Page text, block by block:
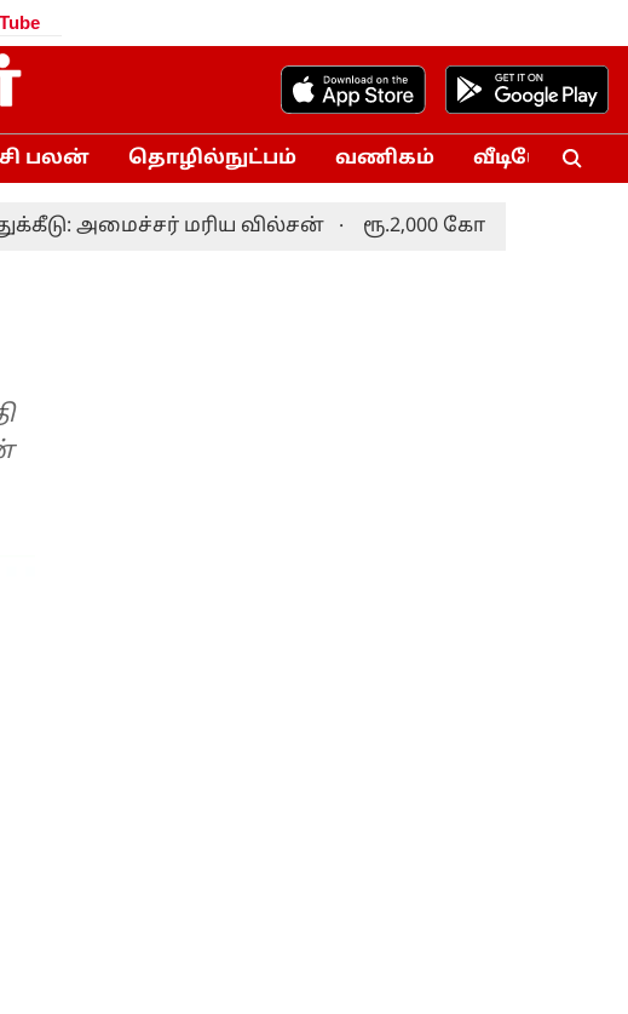
பலன் தொழில்நுட்பம் வணிகம் வீடியோ
அமைச்சர் மரிய வில்சன் ரூ.2,000 கோடி மதிப்பீட்டில்